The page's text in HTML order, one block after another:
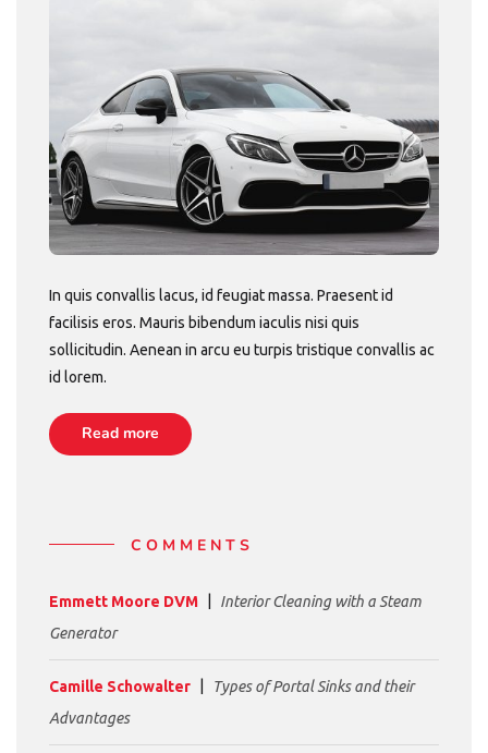
In quis convallis lacus, id feugiat massa. Praesent id
facilisis eros. Mauris bibendum iaculis nisi quis
sollicitudin. Aenean in arcu eu turpis tristique convallis ac
id lorem.
Read more
COMMENTS
Emmett Moore DVM
Interior Cleaning with a Steam
Generator
Camille Schowalter
Types of Portal Sinks and their
Advantages